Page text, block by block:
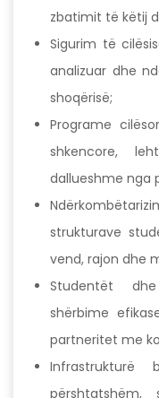
zbatimit të këtij
Sigurim të
analizuar dhe
shoqërisë;
Programe
shkencore,
dallueshme nga
strukturave
vend, rajon dhe
Studentët
shërbime
partneritet me
Infrastrukturë